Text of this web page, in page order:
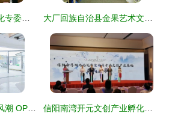
众德助家和，易经文化专委会元亨众德揭牌，艺术文化咨询服务扬帆起航 大厂回族自治县金果艺术文化咨询 专业服务点亮地方文化艺术之光
绿厂新配色玩转艺术风潮 OPPO Reno4 Pro如何以色彩演绎文化咨询服务 信阳南湾开元文创产业孵化基地正式启用，赋能艺术文化咨询新篇章